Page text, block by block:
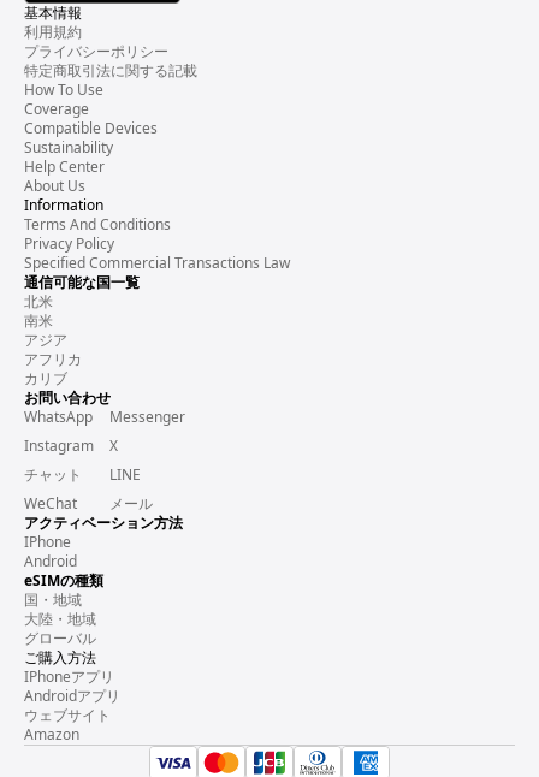
基本情報
利用規約
プライバシーポリシー
特定商取引法に関する記載
How To Use
Coverage
Compatible Devices
Sustainability
Help Center
About Us
Information
Terms And Conditions
Privacy Policy
Specified Commercial Transactions Law
通信可能な国一覧
北米
南米
アジア
アフリカ
カリブ
お問い合わせ
WhatsApp
Messenger
Instagram
X
チャット
LINE
WeChat
メール
アクティベーション方法
IPhone
Android
eSIMの種類
国・地域
大陸・地域
グローバル
ご購入方法
IPhoneアプリ
Androidアプリ
ウェブサイト
Amazon